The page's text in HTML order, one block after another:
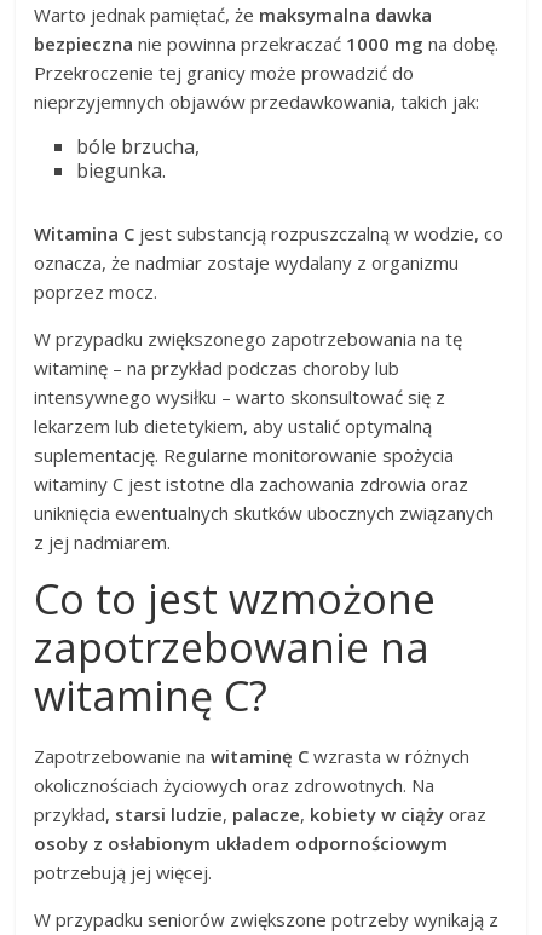
Warto jednak pamiętać, że maksymalna dawka
bezpieczna nie powinna przekraczać 1000 mg na dobę.
Przekroczenie tej granicy może prowadzić do
nieprzyjemnych objawów przedawkowania, takich jak:
bóle brzucha,
biegunka.
Witamina C jest substancją rozpuszczalną w wodzie, co
oznacza, że nadmiar zostaje wydalany z organizmu
poprzez mocz.
W przypadku zwiększonego zapotrzebowania na tę
witaminę – na przykład podczas choroby lub
intensywnego wysiłku – warto skonsultować się z
lekarzem lub dietetykiem, aby ustalić optymalną
suplementację. Regularne monitorowanie spożycia
witaminy C jest istotne dla zachowania zdrowia oraz
uniknięcia ewentualnych skutków ubocznych związanych
z jej nadmiarem.
Co to jest wzmożone
zapotrzebowanie na
witaminę C?
Zapotrzebowanie nawitaminę C wzrasta w różnych
okolicznościach życiowych oraz zdrowotnych. Na
przykład, starsi ludzie, palacze, kobiety w ciąży oraz
osoby z osłabionym układem odpornościowym
potrzebują jej więcej.
W przypadku seniorów zwiększone potrzeby wynikają z